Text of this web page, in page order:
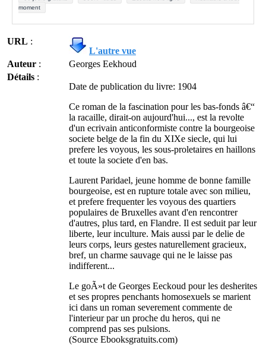
moment
URL :
L'autre vue
Auteur :
Georges Eekhoud
Détails :
Date de publication du livre: 1904
Ce roman de la fascination pour les bas-fonds â€“
la racaille, dirait-on aujourd'hui..., est la revolte
d'un ecrivain anticonformiste contre la bourgeoise
societe belge de la fin du XIXe siecle, qui lui
prefere les voyous, les sous-proletaires en haillons
et toute la societe d'en bas.
Laurent Paridael, jeune homme de bonne famille
bourgeoise, est en rupture totale avec son milieu,
et prefere frequenter les voyous des quartiers
populaires de Bruxelles avant d'en rencontrer
d'autres, plus tard, en Flandre. Il est seduit par leur
liberte, leur inculture. Mais aussi par le delie de
leurs corps, leurs gestes naturellement gracieux,
bref, un charme sauvage qui ne le laisse pas
indifferent...
Le goÃ»t de Georges Eeckoud pour les desherites
et ses propres penchants homosexuels se marient
ici dans un roman severement commente de
l'interieur par un proche du heros, qui ne
comprend pas ses pulsions.
(Source Ebooksgratuits.com)